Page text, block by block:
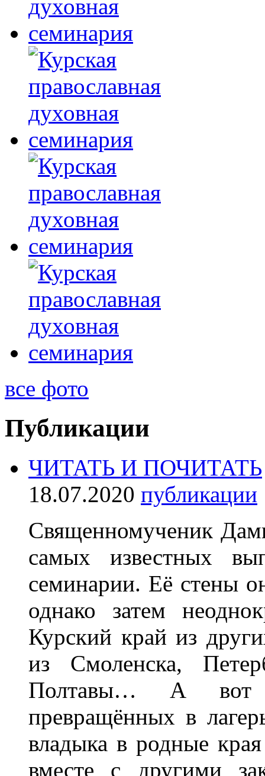
все фото
Публикации
ЧИТАТЬ И ПОЧИТАТЬ
18.07.2020 публикации
Священномученик
самых известных
семинарии. Её стены
однако затем
Курский край из
из Смоленска,
Полтавы… А вот
превращённых в
владыка в родные
вместе с другими